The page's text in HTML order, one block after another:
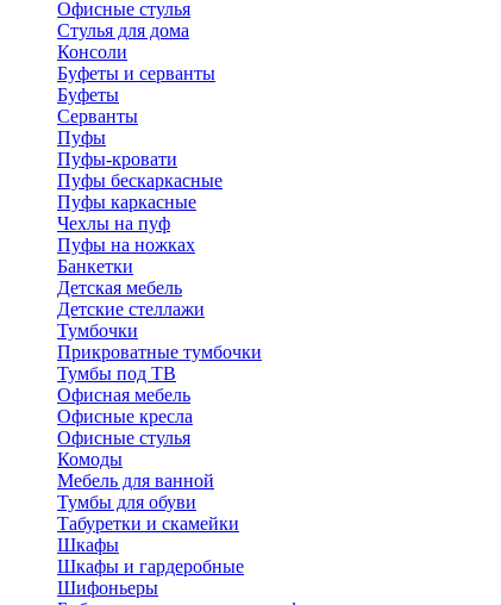
Офисные стулья
Стулья для дома
Консоли
Буфеты и серванты
Буфеты
Серванты
Пуфы
Пуфы-кровати
Пуфы бескаркасные
Пуфы каркасные
Чехлы на пуф
Пуфы на ножках
Банкетки
Детская мебель
Детские стеллажи
Тумбочки
Прикроватные тумбочки
Тумбы под ТВ
Офисная мебель
Офисные кресла
Офисные стулья
Комоды
Мебель для ванной
Тумбы для обуви
Табуретки и скамейки
Шкафы
Шкафы и гардеробные
Шифоньеры